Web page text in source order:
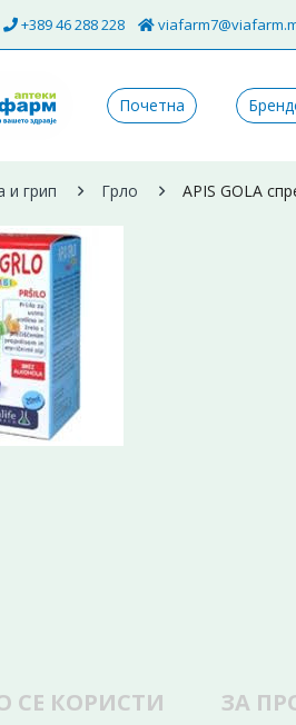
+389 46 288 228
Почетна
и грип Грло APIS GOLA
СЕ КОРИСТИ ЗА